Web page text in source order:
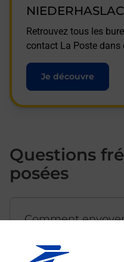
Retrouvez tous les
contact La Poste dans
Je découvre
Questions
posées
Comment